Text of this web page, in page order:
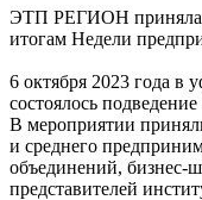
ЭТП РЕГИОН приняла
итогам Недели
6 октября 2023 года в
состоялось подведение
В мероприятии
и среднего
объединений, бизнес-
представителей